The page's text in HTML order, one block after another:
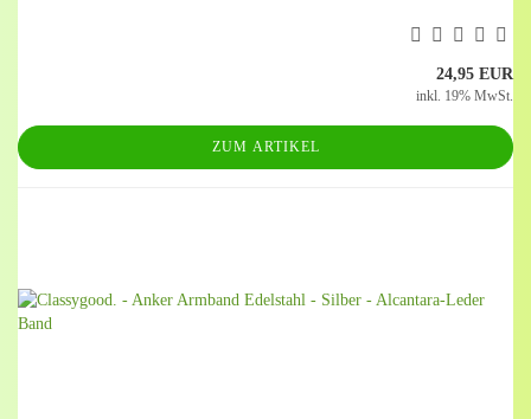
24,95 EUR
inkl. 19% MwSt.
ZUM ARTIKEL